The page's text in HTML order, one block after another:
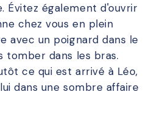
Évitez également d'ouvrir
chez vous en plein
avec un poignard dans le
tomber dans les bras.
ce qui est arrivé à Léo,
dans une sombre affaire